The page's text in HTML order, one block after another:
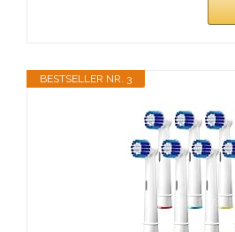
BESTSELLER NR. 3